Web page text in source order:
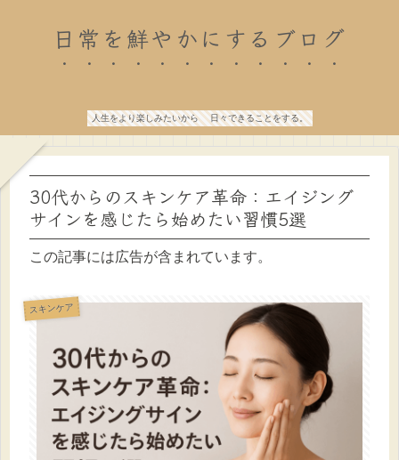
日常を鮮やかにするブログ
人生をより楽しみたいから 日々できることをする。
30代からのスキンケア革命：エイジング
サインを感じたら始めたい習慣5選
この記事には広告が含まれています。
スキンケア